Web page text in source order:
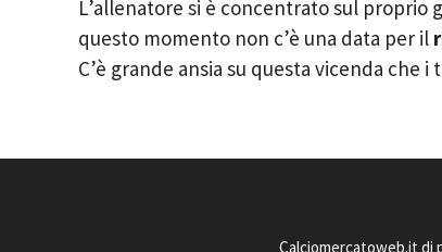
L’allenatore si è concentrato sul
questo momento non c’è una data per il
C’è grande ansia su questa vicenda che
Calciomercatoweb.it di